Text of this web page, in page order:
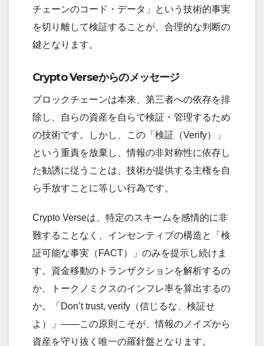
チェーンのコード・データ」という技術的事実
を切り離して検証することが、合理的な判断の
鍵となります。
Crypto Verseからのメッセージ
ブロックチェーンは本来、第三者への依存を排
除し、自らの資産を自らで検証・管理するため
の技術です。しかし、この「検証（Verify）」
という重責を放棄し、情報の非対称性に依存し
た勧誘に従うことは、技術が提供する主権を自
ら手放すことに等しい行為です。
Crypto Verseは、特定のスキームを感情的に非
難することなく、インセンティブの構造と「検
証可能な事実（FACT）」のみを提示し続けま
す。資金移動のトランザクションを解析するの
か、トークノミクスのインフレ率を算出するの
か。「Don’t trust, verify（信じるな、検証せ
よ）」――この原則こそが、情報のノイズから
資産を守り抜く唯一の羅針盤となります。